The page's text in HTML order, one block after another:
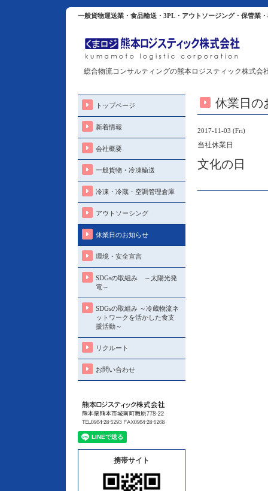
一般貨物運送業・食品輸送・3PL・アウトソージング・保管業
総合物流コンサルティングの熊本ロジスティック株式会
休業日の
2017-11-03 (Fri)
当社休業日
文化の日
トップページ
新着情報
会社概要
一般貨物・冷凍輸送
冷凍・冷蔵・空調管理倉庫
アウトソーシング
休業日のお知らせ
環境・安全宣言
SDGsの取組み ～太陽光発
電～
SDGsの取組み ～冷蔵物流ネ
ットワークを活かした食支
援活動～
リクルート
お問い合わせ
携帯サイト